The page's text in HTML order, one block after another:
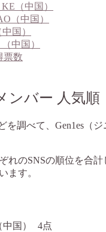
（中国）
（中国）
国）
中国）
票数
ンバー 人気順
を調べて、Gen1es（
れのSNSの順位を合
ます。
国）
4点